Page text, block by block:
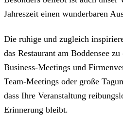
Jahreszeit einen wunderbaren
Die ruhige und zugleich
das Restaurant am Boddensee
Business-Meetings und
Team-Meetings oder große
dass Ihre Veranstaltung
Erinnerung bleibt.